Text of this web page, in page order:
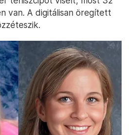
van. A digitálisan öregített